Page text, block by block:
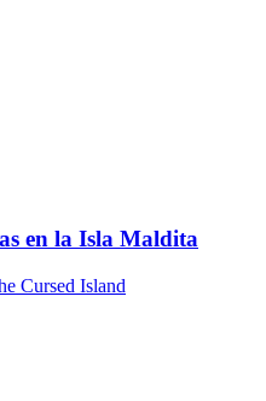
en la Isla Maldita
Cursed Island